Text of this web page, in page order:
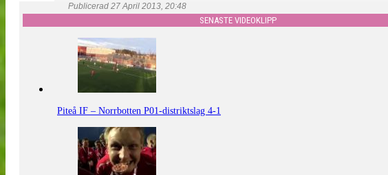
Publicerad 27 April 2013, 20:48
SENASTE VIDEOKLIPP
Piteå IF – Norrbotten P01-distriktslag 4-1